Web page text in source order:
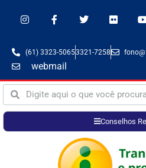
(61) 3323-50653321-7258
webmail
Conselhos